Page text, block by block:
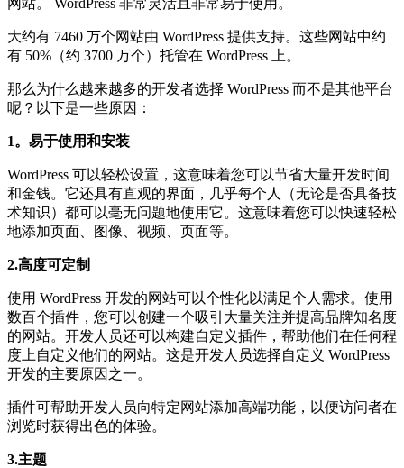
大约有 7460 万个网站由 WordPress 提供支持。这些网站中约
有 50%（约 3700 万个）托管在 WordPress 上。
那么为什么越来越多的开发者选择 WordPress 而不是其他平台
呢？以下是一些原因：
1。易于使用和安装
WordPress 可以轻松设置，这意味着您可以节省大量开发时间
和金钱。它还具有直观的界面，几乎每个人（无论是否具备技
术知识）都可以毫无问题地使用它。这意味着您可以快速轻松
地添加页面、图像、视频、页面等。
2.高度可定制
使用 WordPress 开发的网站可以个性化以满足个人需求。使用
数百个插件，您可以创建一个吸引大量关注并提高品牌知名度
的网站。开发人员还可以构建自定义插件，帮助他们在任何程
度上自定义他们的网站。这是开发人员选择自定义 WordPress
开发的主要原因之一。
插件可帮助开发人员向特定网站添加高端功能，以便访问者在
浏览时获得出色的体验。
3.主题